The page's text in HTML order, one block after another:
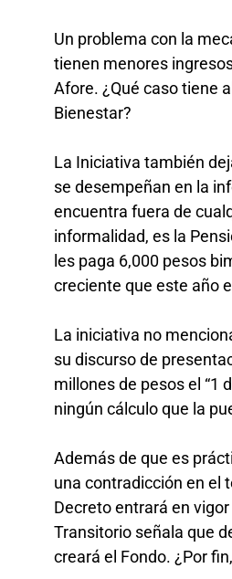
Un problema con la
tienen menores
Afore. ¿Qué caso tiene
Bienestar?
La Iniciativa también
se desempeñan en la
encuentra fuera de
informalidad, es la Pensión
les paga 6,000 pesos
creciente que este año
La iniciativa no
su discurso de
millones de pesos el “1
ningún cálculo que la
Además de que es
una contradicción en el
Decreto entrará en
Transitorio señala que
creará el Fondo. ¿Por